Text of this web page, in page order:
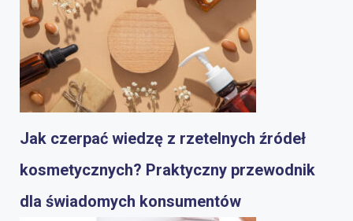
Jak czerpać wiedzę z rzetelnych źródeł
kosmetycznych? Praktyczny przewodnik
dla świadomych konsumentów